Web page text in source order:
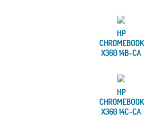
HP
CHROMEBOOK
X360 14B-CA
HP
CHROMEBOOK
X360 14C-CA